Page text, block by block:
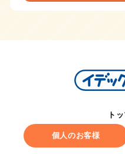
ト
個人のお客様